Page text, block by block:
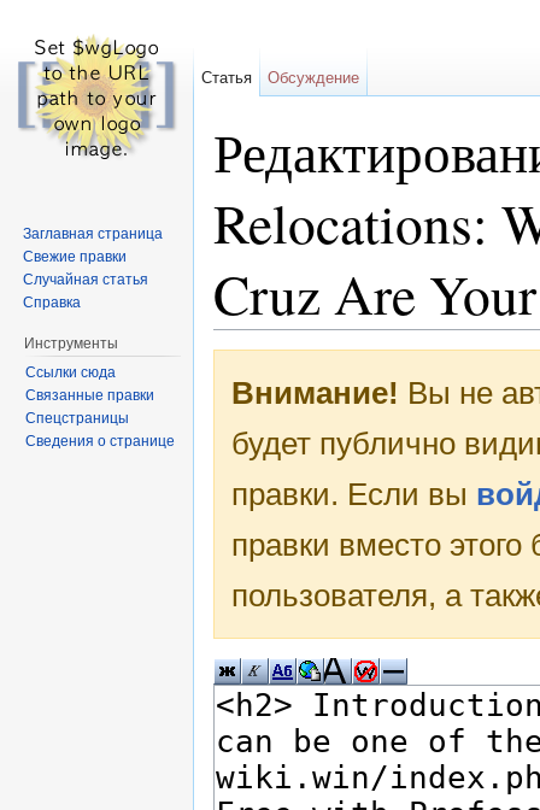
Relocations:
Cruz Are
Внимание! Вы не
будет публично
правки. Если вы
правки вместо
пользователя, а
Статья Обсуждение
Заглавная страница
Свежие правки
Случайная статья
Справка
Инструменты
Ссылки сюда
Связанные правки
Спецстраницы
Сведения о странице